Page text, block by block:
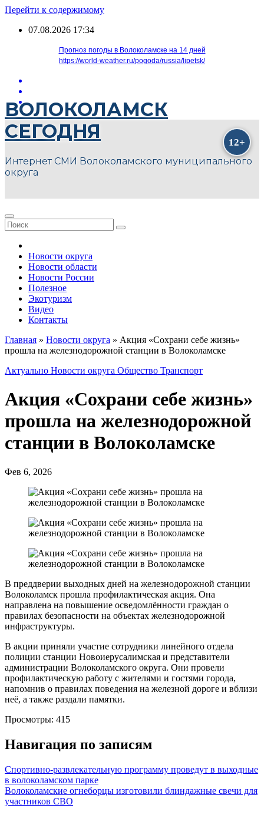
Перейти к содержимому
07.08.2026 17:34
Прогноз погоды в Волоколамске на 14 дней
https://world-weather.ru/pogoda/russia/lipetsk/
ВОЛОКОЛАМСК
СЕГОДНЯ
Интернет СМИ Волоколамского муниципального
округа
Новости округа
Новости области
Новости России
Полезное
Экотуризм
Видео
Контакты
Главная » Новости округа » Акция «Сохрани себе жизнь»
прошла на железнодорожной станции в Волоколамске
Актуально Новости округа Общество Транспорт
Акция «Сохрани себе жизнь»
прошла на железнодорожной
станции в Волоколамске
Фев 6, 2026
В преддверии выходных дней на железнодорожной станции
Волоколамск прошла профилактическая акция. Она
направлена на повышение осведомлённости граждан о
правилах безопасности на объектах железнодорожной
инфраструктуры.
В акции приняли участие сотрудники линейного отдела
полиции станции Новоиерусалимская и представители
администрации Волоколамского округа. Они провели
профилактическую работу с жителями и гостями города,
напомнив о правилах поведения на железной дороге и вблизи
неё, а также раздали памятки.
Просмотры: 415
Навигация по записям
Спортивно-развлекательную программу проведут в выходные
в волоколамском парке
Волоколамские огнеборцы изготовили блиндажные свечи для
участников СВО